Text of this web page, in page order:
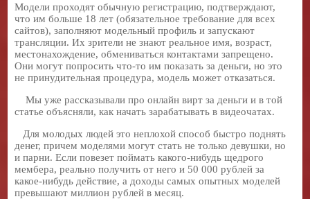
Модели проходят обычную регистрацию, подтверждают,
что им больше 18 лет (обязательное требование для всех
сайтов), заполняют модельный профиль и запускают
трансляции. Их зрители не знают реальное имя, возраст,
местонахождение, обмениваться контактами запрещено.
Они могут попросить что-то им показать за деньги, но это
не принудительная процедура, модель может отказаться.
Мы уже рассказывали про онлайн вирт за деньги и в той
статье объясняли, как начать зарабатывать в видеочатах.
Для молодых людей это неплохой способ быстро поднять
денег, причем моделями могут стать не только девушки, но
и парни. Если повезет поймать какого-нибудь щедрого
мембера, реально получить от него и 50 000 рублей за
какое-нибудь действие, а доходы самых опытных моделей
превышают миллион рублей в месяц.